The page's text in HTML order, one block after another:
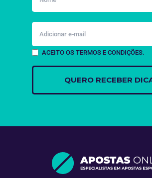
ACEITO OS TERMOS E CONDIÇÕES.